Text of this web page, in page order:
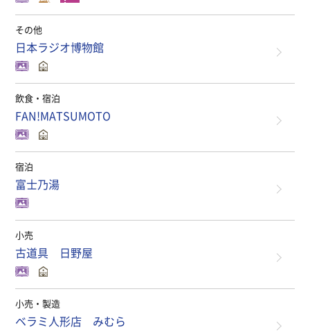
その他
日本ラジオ博物館
飲食・宿泊
FAN!MATSUMOTO
宿泊
富士乃湯
小売
古道具 日野屋
小売・製造
ベラミ人形店 みむら